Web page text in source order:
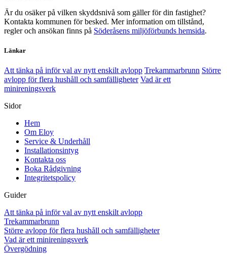
Är du osäker på vilken skyddsnivå som gäller för din fastighet?
Kontakta kommunen för besked. Mer information om tillstånd,
regler och ansökan finns på Söderåsens miljöförbunds hemsida.
Länkar
Att tänka på inför val av nytt enskilt avlopp Trekammarbrunn Större
avlopp för flera hushåll och samfälligheter Vad är ett
minireningsverk
Sidor
Hem
Om Eloy
Service & Underhåll
Installationsintyg
Kontakta oss
Boka Rådgivning
Integritetspolicy
Guider
Att tänka på inför val av nytt enskilt avlopp
Trekammarbrunn
Större avlopp för flera hushåll och samfälligheter
Vad är ett minireningsverk
Övergödning